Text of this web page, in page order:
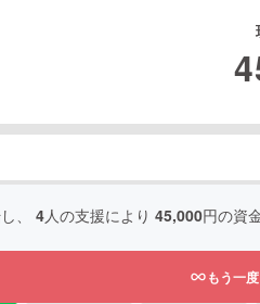
、 4人の支援により 45,000円の資
もう一